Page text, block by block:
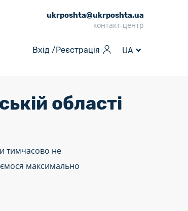
ukrposhta@ukrposhta.ua
контакт-центр
Вхід /Реєстрація UA
області
тимчасово не
максимально